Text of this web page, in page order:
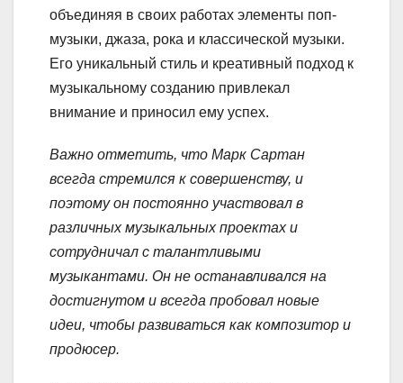
объединяя в своих работах элементы поп-
музыки, джаза, рока и классической музыки.
Его уникальный стиль и креативный подход к
музыкальному созданию привлекал
внимание и приносил ему успех.
Важно отметить, что Марк Сартан
всегда стремился к совершенству, и
поэтому он постоянно участвовал в
различных музыкальных проектах и
сотрудничал с талантливыми
музыкантами. Он не останавливался на
достигнутом и всегда пробовал новые
идеи, чтобы развиваться как композитор и
продюсер.